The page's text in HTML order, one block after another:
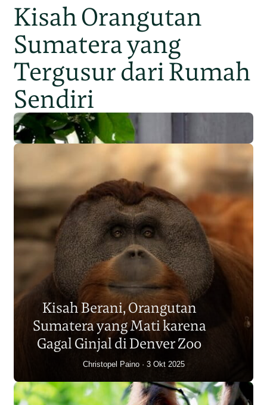
Kisah Orangutan
Sumatera yang
Tergusur dari Rumah
Sendiri
Populasi Orangutan
Sumatera Berkurang 2.700
Individu dalam Satu Dekade?
Junaidi Hanafiah 14 Jul 2026
Kisah Berani, Orangutan
Sumatera yang Mati karena
Gagal Ginjal di Denver Zoo
Christopel Paino 3 Okt 2025